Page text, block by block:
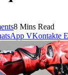
8 Mins Read
VKontakte